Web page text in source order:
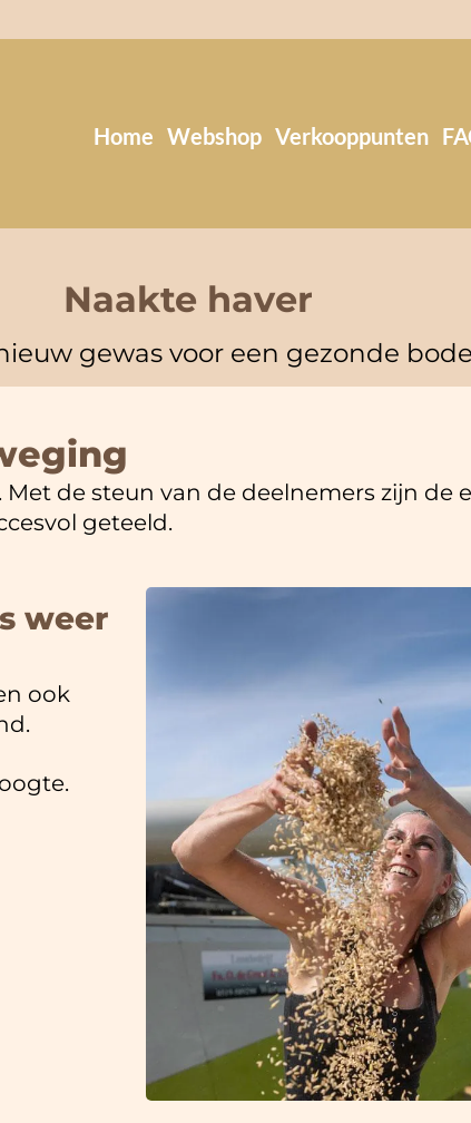
Home Webshop Verkooppunten
Naakte haver
gewas voor een gezonde
de steun van de deelnemers zijn de
geteeld.
weer
ook